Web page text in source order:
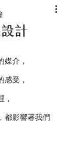
計
媒介，
感受，
，
都影響著我們